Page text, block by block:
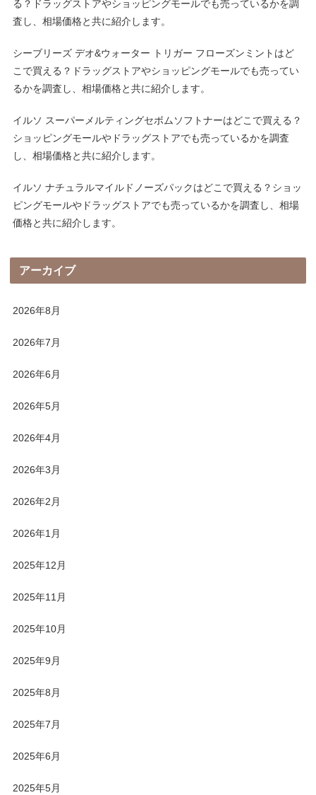
る？ドラッグストアやショッピングモールでも売っているかを調
査し、相場価格と共に紹介します。
シーブリーズ デオ&ウォーター トリガー フローズンミントはど
こで買える？ドラッグストアやショッピングモールでも売ってい
るかを調査し、相場価格と共に紹介します。
イルソ スーパーメルティングセボムソフトナーはどこで買える？
ショッピングモールやドラッグストアでも売っているかを調査
し、相場価格と共に紹介します。
イルソ ナチュラルマイルドノーズパックはどこで買える？ショッ
ピングモールやドラッグストアでも売っているかを調査し、相場
価格と共に紹介します。
アーカイブ
2026年8月
2026年7月
2026年6月
2026年5月
2026年4月
2026年3月
2026年2月
2026年1月
2025年12月
2025年11月
2025年10月
2025年9月
2025年8月
2025年7月
2025年6月
2025年5月